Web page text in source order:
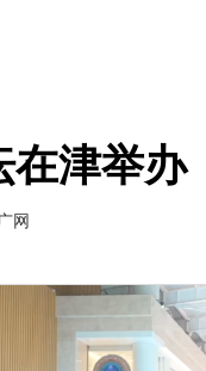
在津举办
网